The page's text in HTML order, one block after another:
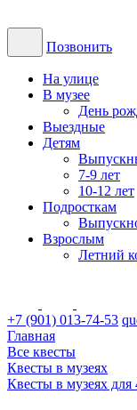
Позвонить
На улице
В музее
День
Выездные
Детям
7-9 лет
10-12 лет
Подросткам
Взрослым
Летний
+7 (901) 013-74-53
Главная
Все квесты
Квесты в музеях
Квесты в музеях для